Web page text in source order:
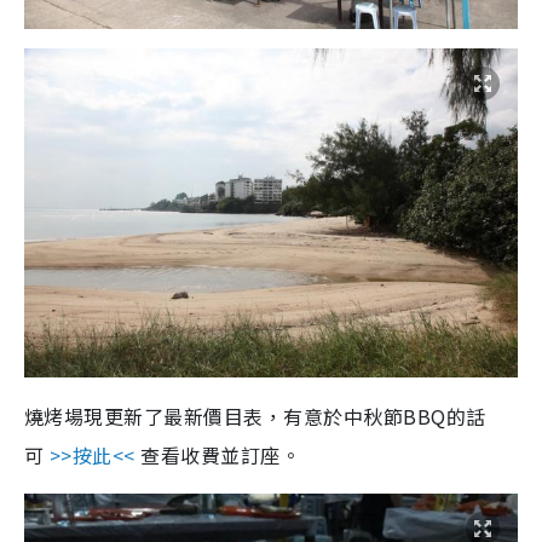
燒烤場現更新了最新價目表，有意於中秋節BBQ的話
可 >>按此<< 查看收費並訂座。